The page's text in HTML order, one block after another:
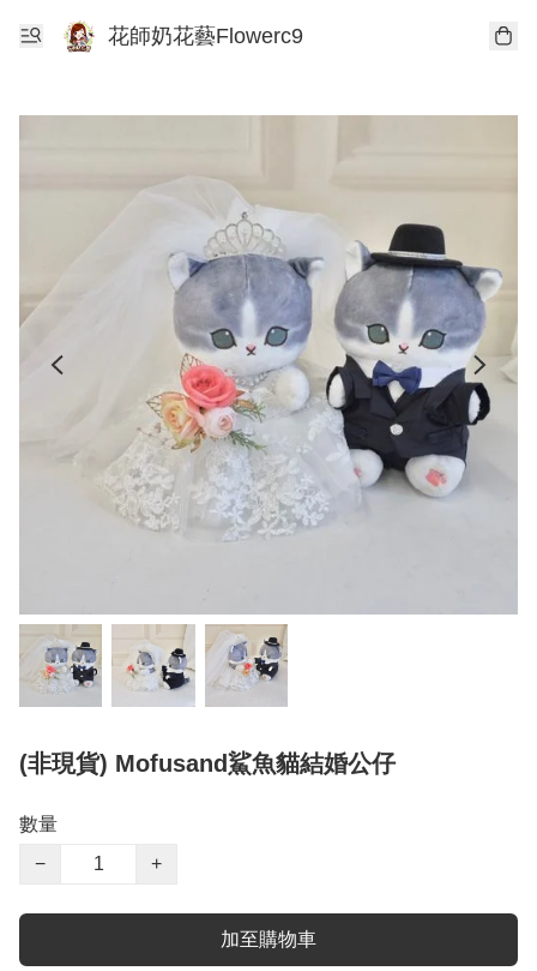
花師奶花藝Flowerc9
(非現貨) Mofusand鯊魚貓結婚公仔
數量
−
+
加至購物車